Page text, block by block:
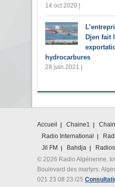
14 oct 2020 |
Djen fait
hydrocarbures
28 juin 2021 |
Accueil Chaine1
Radio International
Jil FM
Bahdja
© 2026 Radio Algérienne.
Boulevard des martyrs. Alger.
021 23 08 23 /25